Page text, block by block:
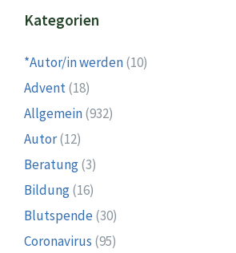
Kategorien
*Autor/in werden(10)
Advent(18)
Allgemein(932)
Autor(12)
Beratung(3)
Bildung(16)
Blutspende (30)
Coronavirus (95)